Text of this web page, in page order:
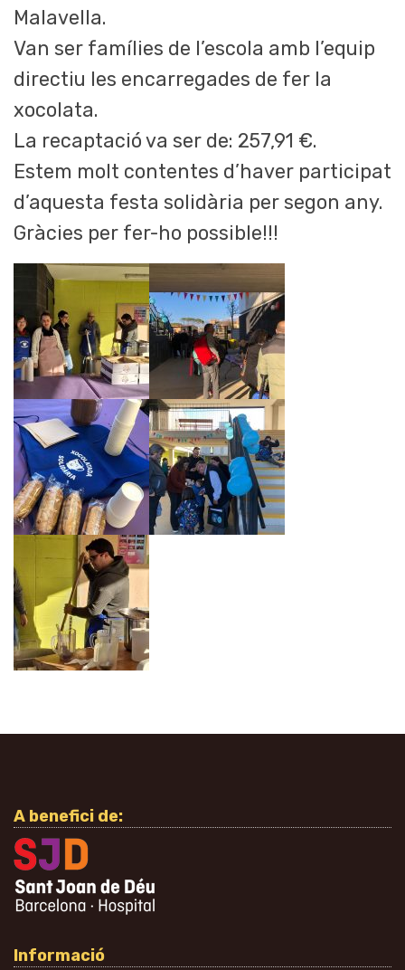
Malavella.
Van ser famílies de l’escola amb l’equip
directiu les encarregades de fer la
xocolata.
La recaptació va ser de: 257,91 €.
Estem molt contentes d’haver participat
d’aquesta festa solidària per segon any.
Gràcies per fer-ho possible!!!
A benefici de:
Informació